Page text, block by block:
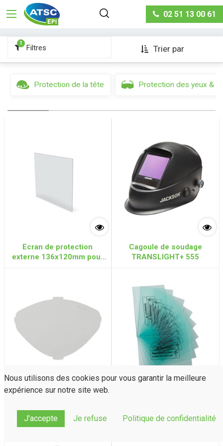
02 51 13 00 61
Protection des yeux & du visage
Cagoules &
masques soudeurs
1
Filtres Trier par
Protection de la tête Protection des yeux &
Ecran de protection
externe 136x120mm pour
Cagoule de soudage
TRANSLIGHT+ 555
Ecran facial TRANSLIGHT
TRANSLIGHT FLIP 455
Nous utilisons des cookies pour vous garantir la meilleure
expérience sur notre site web.
J'accepte Je refuse Politique de confidentialité